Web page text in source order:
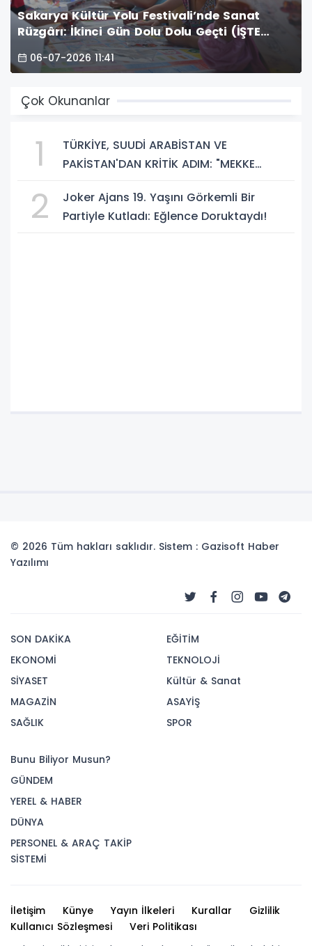
Sakarya Kültür Yolu Festivali’nde Sanat
Rüzgârı: İkinci Gün Dolu Dolu Geçti (İŞTE
GÜNÜN ÖNE ÇIKAN FOTOĞRAF KARELERİ )
06-07-2026 11:41
Çok Okunanlar
1
TÜRKİYE, SUUDİ ARABİSTAN VE
PAKİSTAN'DAN KRİTİK ADIM: "MEKKE
2
Joker Ajans 19. Yaşını Görkemli Bir
Partiyle Kutladı: Eğlence Doruktaydı!
© 2026 Tüm hakları saklıdır. Sistem : Gazisoft Haber
Yazılımı
SON DAKİKA
EKONOMİ
SİYASET
MAGAZİN
SAĞLIK
EĞİTİM
TEKNOLOJİ
Kültür & Sanat
ASAYİŞ
SPOR
Bunu Biliyor Musun?
GÜNDEM
YEREL & HABER
DÜNYA
PERSONEL & ARAÇ TAKİP
SİSTEMİ
İletişim Künye Yayın İlkeleri Kurallar
Gizlilik
Kullanıcı Sözleşmesi
Veri Politikası